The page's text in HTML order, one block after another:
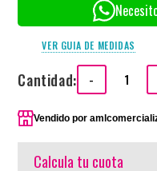
VER GUIA DE MEDIDAS
Cantidad: -
Vendido por
Calcula tu cuota